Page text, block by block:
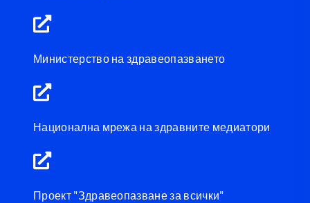
Министерство на здравеопазването
Национална мрежа на здравните медиатори
Проект "Здравеопазване за всички"